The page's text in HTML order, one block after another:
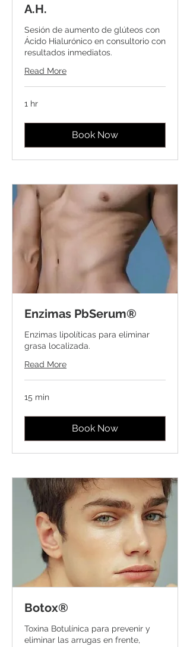
A.H.
Sesión de aumento de glúteos con
Ácido Hialurónico en consultorio con
resultados inmediatos.
Read More
1 hr
Book Now
Enzimas PbSerum®
Enzimas lipolíticas para eliminar
grasa localizada.
Read More
15 min
Book Now
Botox®
Toxina Botulínica para prevenir y
eliminar las arrugas en frente,